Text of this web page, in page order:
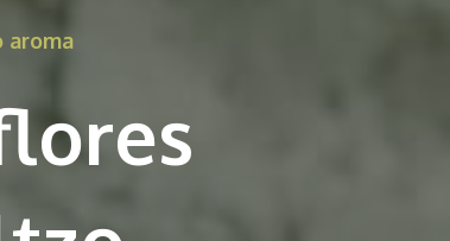
aroma